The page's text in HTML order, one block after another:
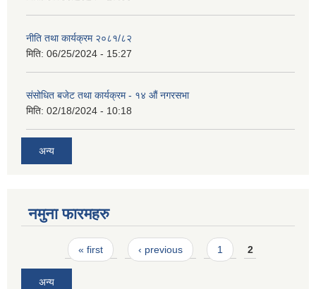
नीति तथा कार्यक्रम २०८१/८२
मिति: 06/25/2024 - 15:27
संसोधित बजेट तथा कार्यक्रम - १४ औं नगरसभा
मिति: 02/18/2024 - 10:18
अन्य
नमुना फारमहरु
Pages« first ‹ previous 1 2
अन्य